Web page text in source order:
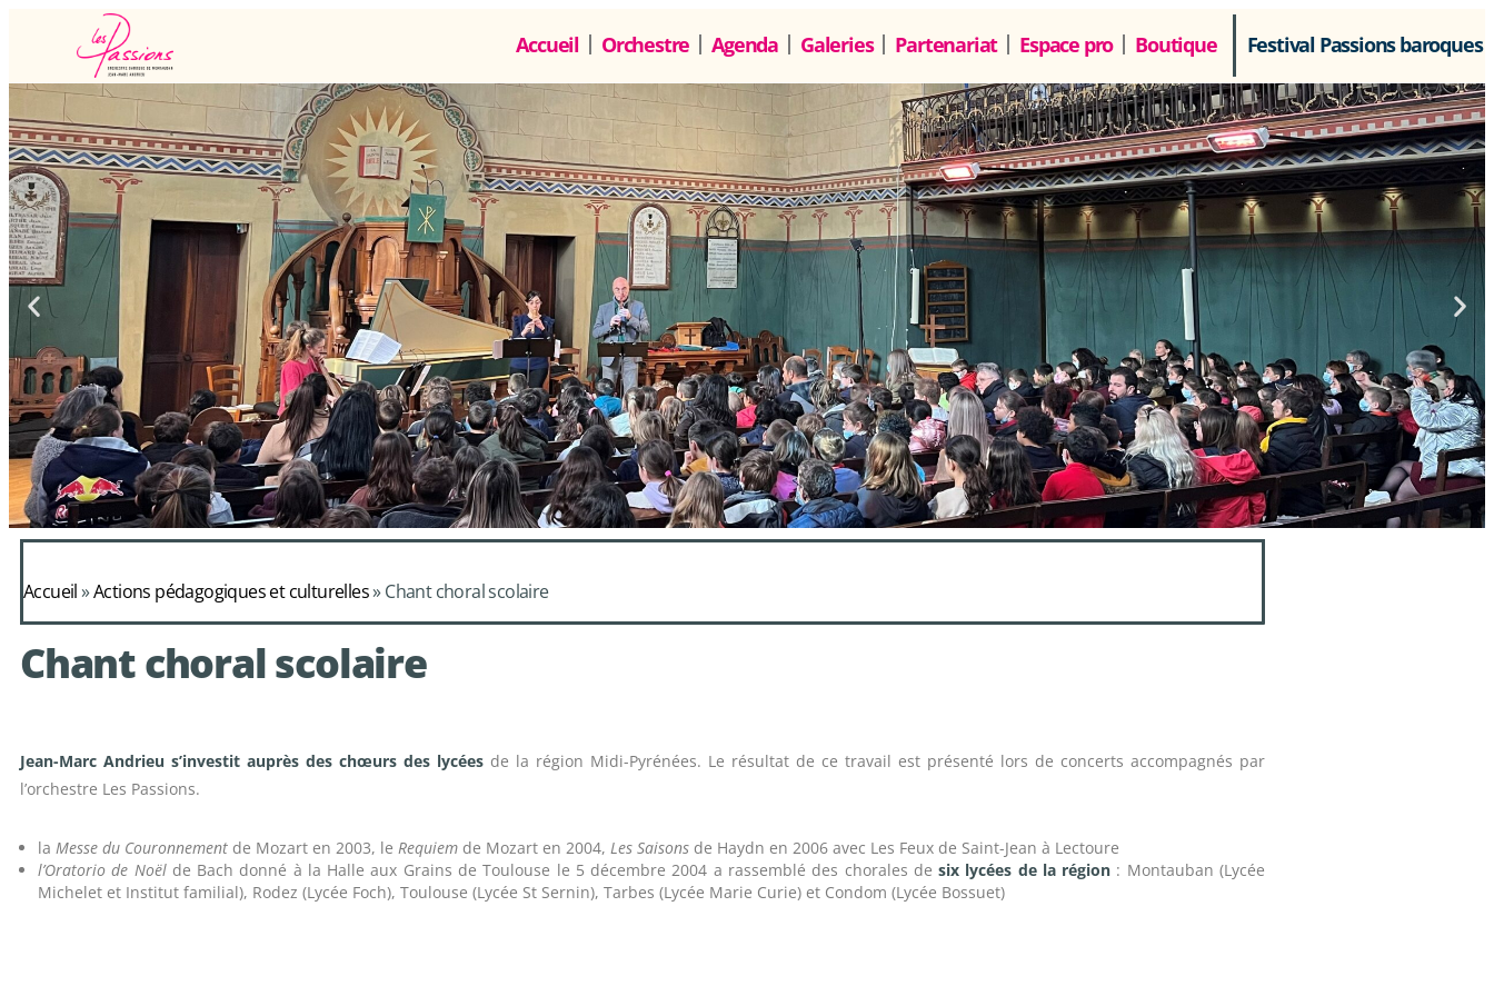
Accueil Orchestre Agenda Galeries Partenariat Espace pro Boutique Festival Passions baroques
Accueil»Actions pédagogiques et culturelles»Chant choral scolaire
Chant choral scolaire
Jean-Marc Andrieu s’investit auprès des chœurs des lycées de la région Midi-Pyrénées. Le résultat de ce travail est présenté lors de concerts accompagnés par
l’orchestre Les Passions.
la Messe du Couronnement de Mozart en 2003, le Requiem de Mozart en 2004, Les Saisons de Haydn en 2006 avec Les Feux de Saint-Jean à Lectoure
l’Oratorio de Noëlde Bach donné à la Halle aux Grains de Toulouse le 5 décembre 2004 a rassemblé des chorales desix lycées de la région : Montauban (Lycée
Michelet et Institut familial), Rodez (Lycée Foch), Toulouse (Lycée St Sernin), Tarbes (Lycée Marie Curie) et Condom (Lycée Bossuet)